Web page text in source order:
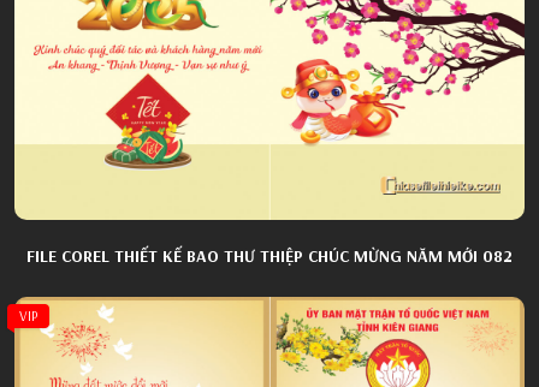
FILE COREL THIẾT KẾ BAO THƯ THIỆP CHÚC MỪNG NĂM MỚI 082
VIP